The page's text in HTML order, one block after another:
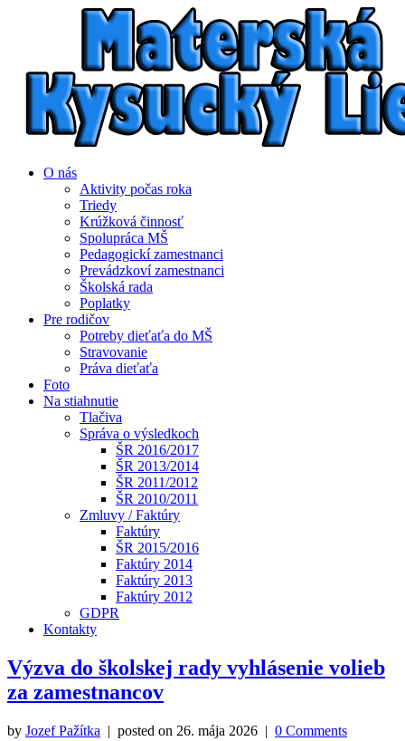
O nás
Aktivity počas roka
Triedy
Krúžková činnosť
Spolupráca MŠ
Pedagogickí zamestnanci
Prevádzkoví zamestnanci
Školská rada
Poplatky
Pre rodičov
Potreby dieťaťa do MŠ
Stravovanie
Práva dieťaťa
Foto
Na stiahnutie
Tlačiva
Správa o výsledkoch
ŠR 2016/2017
ŠR 2013/2014
ŠR 2011/2012
ŠR 2010/2011
Zmluvy / Faktúry
Faktúry
ŠR 2015/2016
Faktúry 2014
Faktúry 2013
Faktúry 2012
GDPR
Kontakty
Výzva do školskej rady vyhlásenie volieb
za zamestnancov
by Jozef Pažítka | posted on 26. mája 2026 | 0 Comments